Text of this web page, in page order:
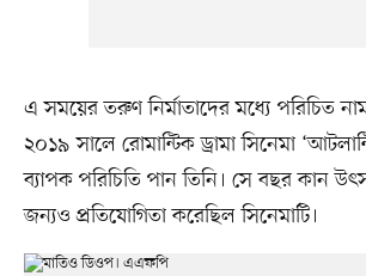
এ সময়ের তরুণ নির্মাতাদের মধ্যে পরিচিত
২০১৯ সালে রোমান্টিক ড্রামা সিনেমা
ব্যাপক পরিচিতি পান তিনি। সে বছর কান
জন্যও প্রতিযোগিতা করেছিল সিনেমাটি।